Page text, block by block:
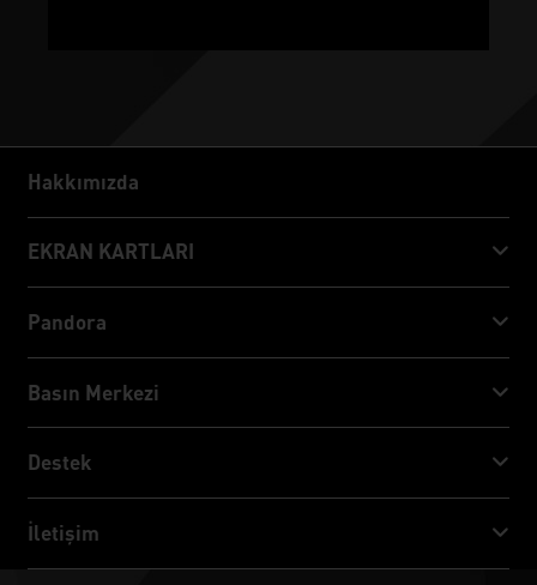
Hakkımızda
Hakkımızda
EKRAN KARTLARI
GeForce RTX™ 40 Series
GeForce RTX™ 30 Series
Pandora
NVIDIA Jetson Orin™ Nano Super
Basın Merkezi
Sosyal Medya
Ödül & İnceleme
Destek
İNDİR
ThunderMaster
İletişim